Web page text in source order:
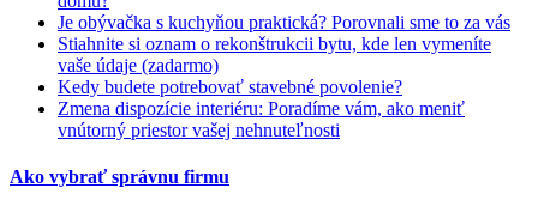
Je obývačka s kuchyňou praktická? Porovnali sme to za vás
Stiahnite si oznam o rekonštrukcii bytu, kde len vymeníte
vaše údaje (zadarmo)
Kedy budete potrebovať stavebné povolenie?
Zmena dispozície interiéru: Poradíme vám, ako meniť
vnútorný priestor vašej nehnuteľnosti
Ako vybrať správnu firmu